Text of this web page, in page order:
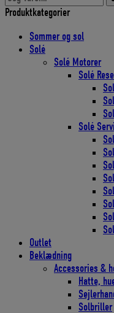
efter:
Produktkategorier
Sommer og sol
Solé
Solé Motorer
Solé
Solé
Outlet
Beklædning
Accessories &
Hatte,
Solbriller